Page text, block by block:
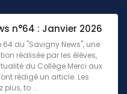
n°64 : Janvier 2026
du "Savigny News", une
réalisée par les élèves,
du Collège.Merci aux
rédigé un article. Les
plus, to ...